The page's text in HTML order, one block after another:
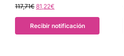
117,71€ 81,22€
Recibir notificación